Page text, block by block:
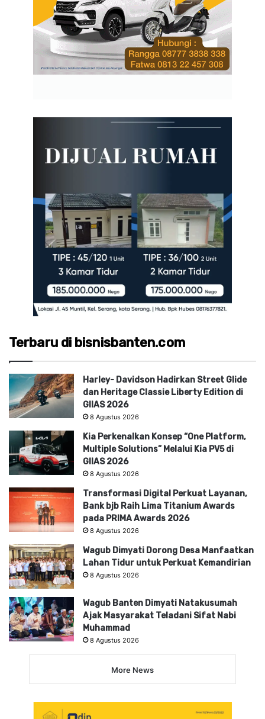
Terbaru di bisnisbanten.com
Harley- Davidson Hadirkan Street Glide
dan Heritage Classie Liberty Edition di
GIIAS 2026
8 Agustus 2026
Kia Perkenalkan Konsep “One Platform,
Multiple Solutions” Melalui Kia PV5 di
GIIAS 2026
8 Agustus 2026
Transformasi Digital Perkuat Layanan,
Bank bjb Raih Lima Titanium Awards
pada PRIMA Awards 2026
8 Agustus 2026
Wagub Dimyati Dorong Desa Manfaatkan
Lahan Tidur untuk Perkuat Kemandirian
8 Agustus 2026
Wagub Banten Dimyati Natakusumah
Ajak Masyarakat Teladani Sifat Nabi
Muhammad
8 Agustus 2026
More News